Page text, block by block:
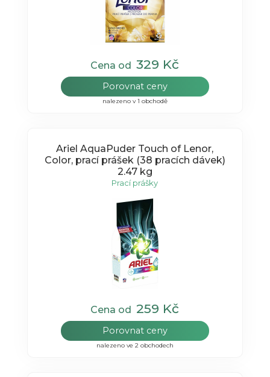
Cena od329 Kč
Porovnat ceny
nalezeno v 1 obchodě
Ariel AquaPuder Touch of Lenor,
Color, prací prášek (38 pracích dávek)
2.47 kg
Prací prášky
Cena od259 Kč
Porovnat ceny
nalezeno ve 2 obchodech